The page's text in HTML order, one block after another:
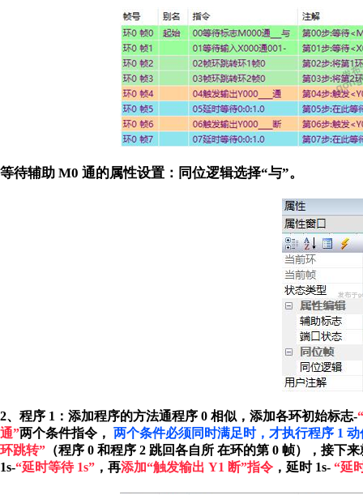
等待辅助 M0 通的属性设置：同位逻辑选择“与”。
2、程序 1：添加程序的方法通程序 0 相似，添加各环初始标志-
通”两个条件指令， 两个条件必须同时满足时，才执行程序 1 动
环跳转” （程序 0 和程序 2 跳回各自所 在环的第 0 帧），接下
1s-“延时等待 1s” ，再添加“触发输出 Y1 断”指令 ，延时 1s- “延